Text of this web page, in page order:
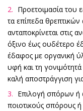
Προετοιμασία του
τα επίπεδα θρεπτικών
ανταποκρίνεται στις
όξινο έως ουδέτερο
έδαφος με οργανική
υφή και τη
καλή αποστράγγιση
Επιλογή σπόρων
ποιοτικούς σπόρους